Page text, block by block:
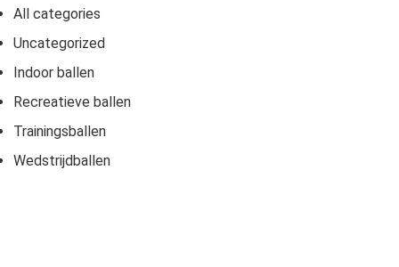
All categories
Uncategorized
Indoor ballen
Recreatieve ballen
Trainingsballen
Wedstrijdballen